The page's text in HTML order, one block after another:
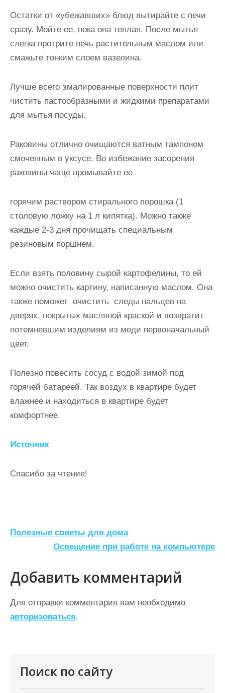
Остатки от «убежавших» блюд вытирайте с печи
сразу. Мойте ее, пока она теплая. После мытья
слегка протрите печь растительным маслом или
смажьте тонким слоем вазелина.
Лучше всего эмалированные поверхности плит
чистить пастообразными и жидкими препаратами
для мытья посуды.
Раковины отлично очищаются ватным тампоном
смоченным в уксусе. Во избежание засорения
раковины чаще промывайте ее
горячим раствором стирального порошка (1
столовую ложку на 1 л кипятка). Можно также
каждые 2-3 дня прочищать специальным
резиновым поршнем.
Если взять половину сырой картофелины, то ей
можно очистить картину, написанную маслом. Она
также поможет очистить следы пальцев на
дверях, покрытых масляной краской и возвратит
потемневшим изделиям из меди первоначальный
цвет.
Полезно повесить сосуд с водой зимой под
горячей батареей. Так воздух в квартире будет
влажнее и находиться в квартире будет
комфортнее.
Источник
Спасибо за чтение!
Н
в
и
г
а
Полезные советы для дома
Освещение при работе на компьютере
Добавить комментарий
Для отправки комментария вам необходимо
авторизоваться.
Поиск по сайту